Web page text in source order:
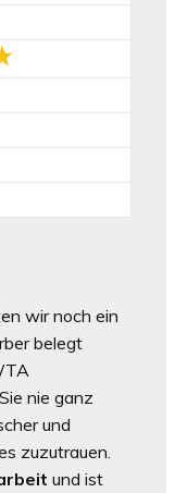
wir noch ein
belegt
nie ganz
und
zuzutrauen.
und ist